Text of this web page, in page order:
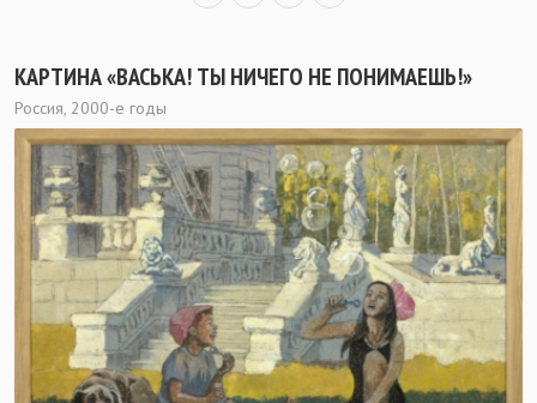
КАРТИНА «ВАСЬКА! ТЫ НИЧЕГО НЕ ПОНИМАЕШЬ!»
Россия, 2000-е годы